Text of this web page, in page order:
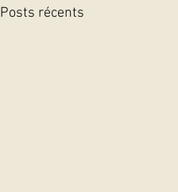
Posts récents